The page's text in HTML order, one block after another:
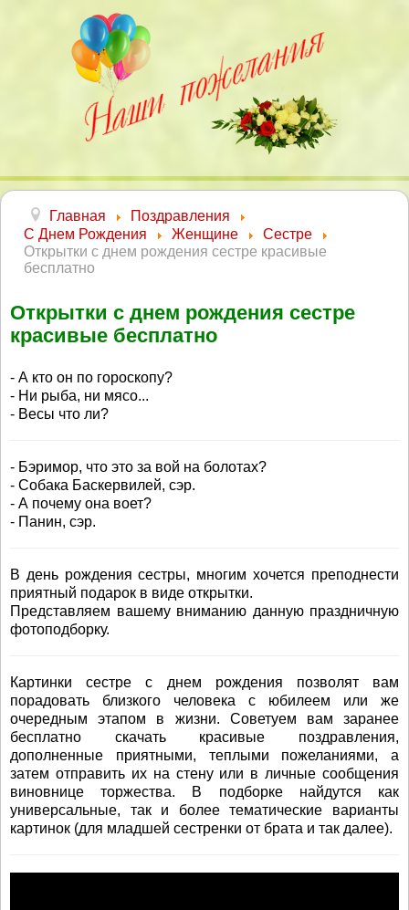
Главная
Поздравления
С Днем Рождения
Женщине
Сестре
Открытки с днем рождения сестре красивые
бесплатно
Открытки с днем рождения сестре
красивые бесплатно
- А кто он по гороскопу?
- Ни рыба, ни мясо...
- Весы что ли?
- Бэримор, что это за вой на болотах?
- Собака Баскервилей, сэр.
- А почему она воет?
- Панин, сэр.
В день рождения сестры, многим хочется преподнести
приятный подарок в виде открытки.
Представляем вашему вниманию данную праздничную
фотоподборку.
Картинки сестре с днем рождения позволят вам
порадовать близкого человека с юбилеем или же
очередным этапом в жизни. Советуем вам заранее
бесплатно скачать красивые поздравления,
дополненные приятными, теплыми пожеланиями, а
затем отправить их на стену или в личные сообщения
виновнице торжества. В подборке найдутся как
универсальные, так и более тематические варианты
картинок (для младшей сестренки от брата и так далее).